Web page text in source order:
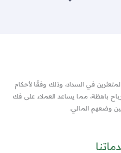
في السداد، وذلك وفقًا لأحكام
باهظة، مما يساعد العملاء على فك
وضعهم المالي.